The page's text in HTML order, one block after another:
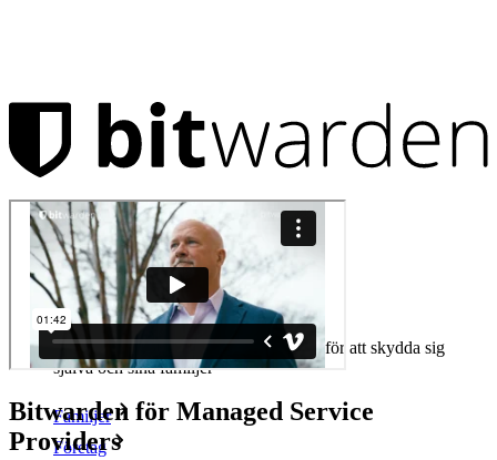
Produkter
Lösenordshanteraren
Personlig
Miljontals användare väljer Bitwarden för att skydda sig
själva och sina familjer
Familjer
Företag
Bitwarden för Managed Service
Providers